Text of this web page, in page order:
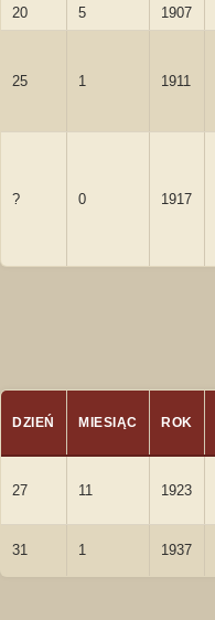
20 5 1907
25 1 1911
? 0 1917
DZIEŃ MIESIĄC ROK
27 11 1923
31 1 1937